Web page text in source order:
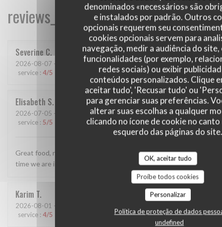
denominados «necessários» são
e instalados por padrão. Outros
opcionais requerem seu
cookies opcionais servem para
navegação, medir a audiência do
funcionalidades (por exemplo,
redes sociais) ou exibir
conteúdos personalizados. Clique
aceitar tudo', 'Recusar tudo' ou
para gerenciar suas preferências.
alterar suas escolhas a qualquer
clicando no ícone de cookie no
esquerdo das páginas do site.
OK, aceitar tudo
Proíbe todos cookies
Personalizar
Política de proteção de dados
undefined
Severine C
2026-08-07 - 12:15 - guests 6
service : 4/5 menu: 3/5 quality_price:3/5
Elisabeth S
2026-07-05 - 19:00 - guests 2
service : 5/5 5 /5 menu :5/5 quality_price: 5/5
Great food, really lovely staff. Perfect for us - we visit every
time we are in Tours now.
Karim T
2026-08-01 - 19:30 - guests 1
service : 4/5 menu:4/5 quality_price:5/5